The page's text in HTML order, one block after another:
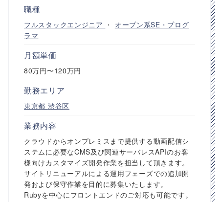
職種
フルスタックエンジニア ・ オープン系SE・プログ
ラマ
月額単価
80万円〜120万円
勤務エリア
東京都 渋谷区
業務内容
クラウドからオンプレミスまで提供する動画配信シ
ステムに必要なCMS及び関連サーバレスAPIのお客
様向けカスタマイズ開発作業を担当して頂きます。
サイトリニューアルによる運用フェーズでの追加開
発および保守作業を目的に募集いたします。
Rubyを中心にフロントエンドのご対応も可能です。